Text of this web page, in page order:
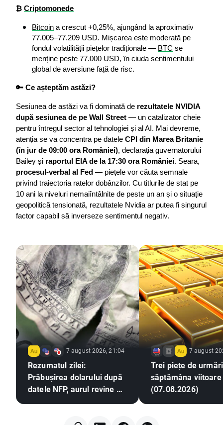
₿ Criptomonede
Bitcoin a crescut +0,25%, ajungând la aproximativ
77.005–77.209 USD. Mișcarea este moderată pe
fondul volatilității piețelor tradiționale — BTC se
menține peste 77.000 USD, în ciuda sentimentului
global de aversiune față de risc.
🔑 Ce așteptăm astăzi?
Sesiunea de astăzi va fi dominată de rezultatele NVIDIA
după sesiunea de pe Wall Street — un catalizator cheie
pentru întregul sector al tehnologiei și al AI. Mai devreme,
atenția se va concentra pe datele CPI din Marea Britanie
(în jur de 09:00 ora României), declarația guvernatorului
Bailey și raportul EIA de la 17:30 ora României
procesul-verbal al Fed — piețele vor căuta semnale
privind traiectoria ratelor dobânzilor. Cu titlurile de stat pe
10 ani la niveluri nemaiîntâlnite de peste un an și o situație
geopolitică tensionată, rezultatele Nvidia ar putea fi singurul
factor capabil să inverseze sentimentul negativ.
7 august 2026, 21:04
Rezumatul zilei:
Prăbușirea dolarului după
datele NFP, aurul revine pe
7 august
Trei piețe de
săptămâna viitoare
(07.08.2026)